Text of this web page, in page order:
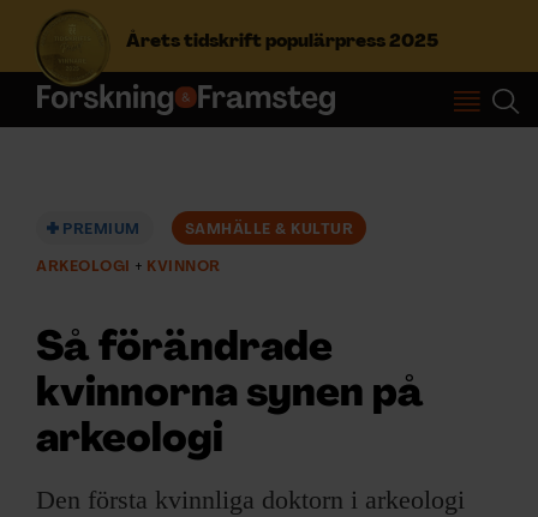
Årets tidskrift populärpress 2025
S
f
:
Prenumerera
NYHETSBREV
PREMIUM SAMHÄLLE & KULTUR
ARKEOLOGI KVINNOR
Så förändrade
kvinnorna synen på
arkeologi
Den första kvinnliga doktorn i arkeologi